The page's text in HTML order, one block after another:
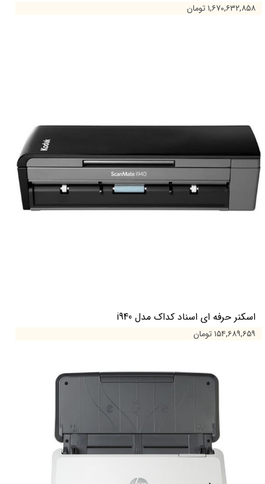
۱,۶۷۰,۶۳۲,۸۵۸ تومان
اسکنر حرفه ای اسناد کداک مدل i940
۱۵۴,۶۸۹,۶۵۹ تومان